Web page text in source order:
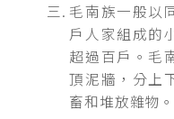
毛南族一般以
戶人家組成的
超過百戶。毛
頂泥牆，分上
畜和堆放雜物。